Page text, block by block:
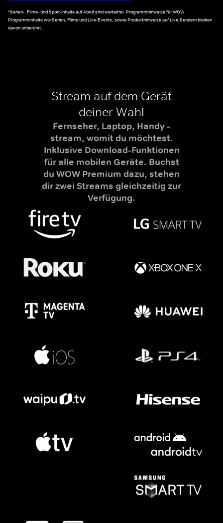
*Serien-, Filme- und Sport-Inhalte auf Abruf sind werbefrei. Programmhinweise für WOW
Programminhalte wie Serien, Filme und Live-Events, sowie Produkthinweise auf Live-Sendern bleiben
davon unberührt.
Stream auf dem Gerät
deiner Wahl
Fernseher, Laptop, Handy -
stream, womit du möchtest.
Inklusive Download-Funktionen
für alle mobilen Geräte. Buchst
du WOW Premium dazu, stehen
dir zwei Streams gleichzeitig zur
Verfügung.